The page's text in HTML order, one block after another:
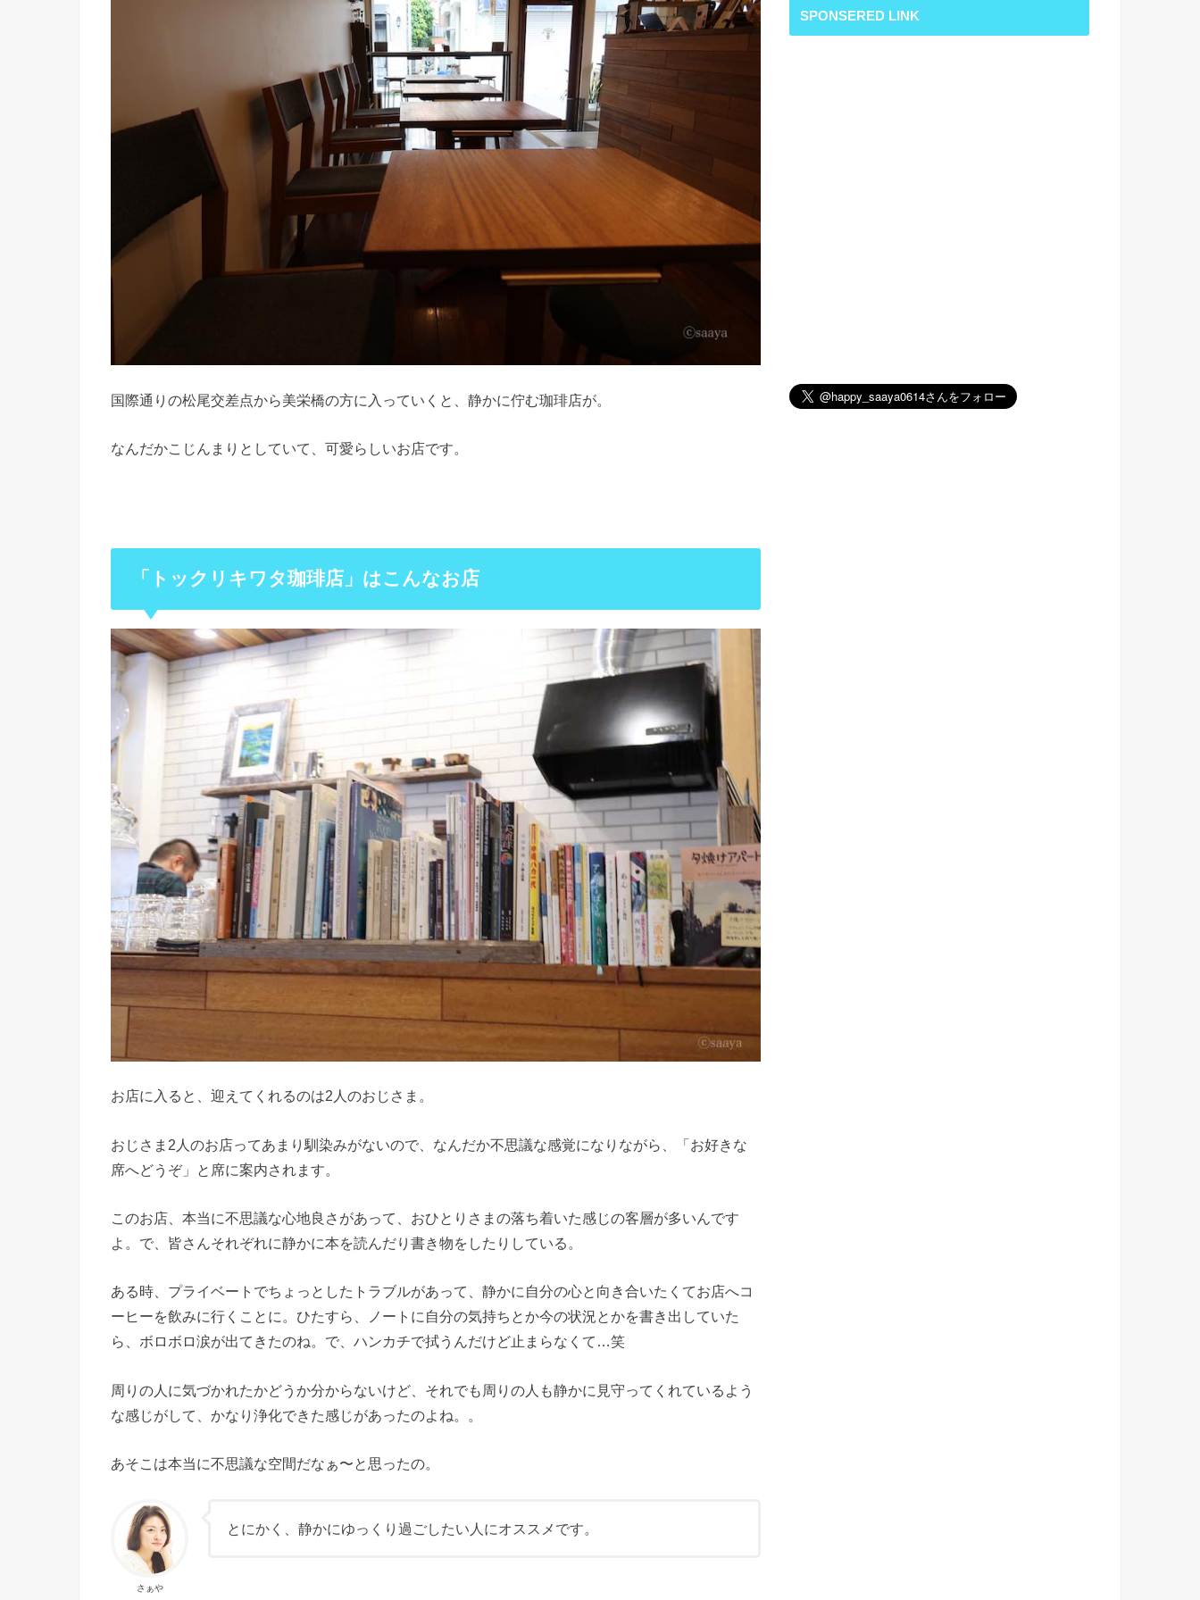
国際通りの松尾交差点から美栄橋の方に入っていくと、静かに佇む珈琲店が。
なんだかこじんまりとしていて、可愛らしいお店です。
「トックリキワタ珈琲店」はこんなお店
お店に入ると、迎えてくれるのは2人のおじさま。
おじさま2人のお店ってあまり馴染みがないので、なんだか不思議な感覚になりながら、「お好きな
席へどうぞ」と席に案内されます。
このお店、本当に不思議な心地良さがあって、おひとりさまの落ち着いた感じの客層が多いんです
よ。で、皆さんそれぞれに静かに本を読んだり書き物をしたりしている。
ある時、プライベートでちょっとしたトラブルがあって、静かに自分の心と向き合いたくてお店へコ
ーヒーを飲みに行くことに。ひたすら、ノートに自分の気持ちとか今の状況とかを書き出していた
ら、ボロボロ涙が出てきたのね。で、ハンカチで拭うんだけど止まらなくて…笑
周りの人に気づかれたかどうか分からないけど、それでも周りの人も静かに見守ってくれているよう
な感じがして、かなり浄化できた感じがあったのよね。。
あそこは本当に不思議な空間だなぁ〜と思ったの。
さぁや
とにかく、静かにゆっくり過ごしたい人にオススメです。
SPONSERED LINK